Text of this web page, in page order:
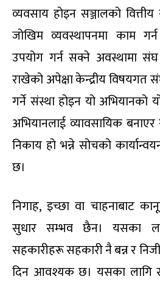
व्यवसाय होइन सञ्जालको
जोखिम व्यवस्थापनमा काम
उपयोग गर्न सक्ने अवस्थामा
राखेको अपेक्षा केन्द्रीय
गर्ने संस्था होइन यो अभियानको
अभियानलाई व्यावसायिक
निकाय हो भन्ने सोचको
छ।
निगाह, इच्छा वा चाहनाबाट
सुधार सम्भव छैन। यसका
सहकारीहरू सहकारी नै बन्न र
दिन आवश्यक छ। यसका लागि